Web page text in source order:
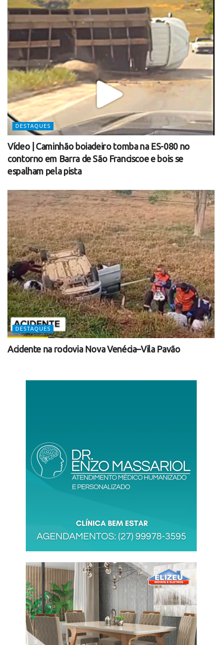
DESTAQUES
Vídeo | Caminhão boiadeiro tomba na ES-080 no
contorno em Barra de São Franciscoe e bois se
espalham pela pista
DESTAQUES
Acidente na rodovia Nova Venécia–Vila Pavão